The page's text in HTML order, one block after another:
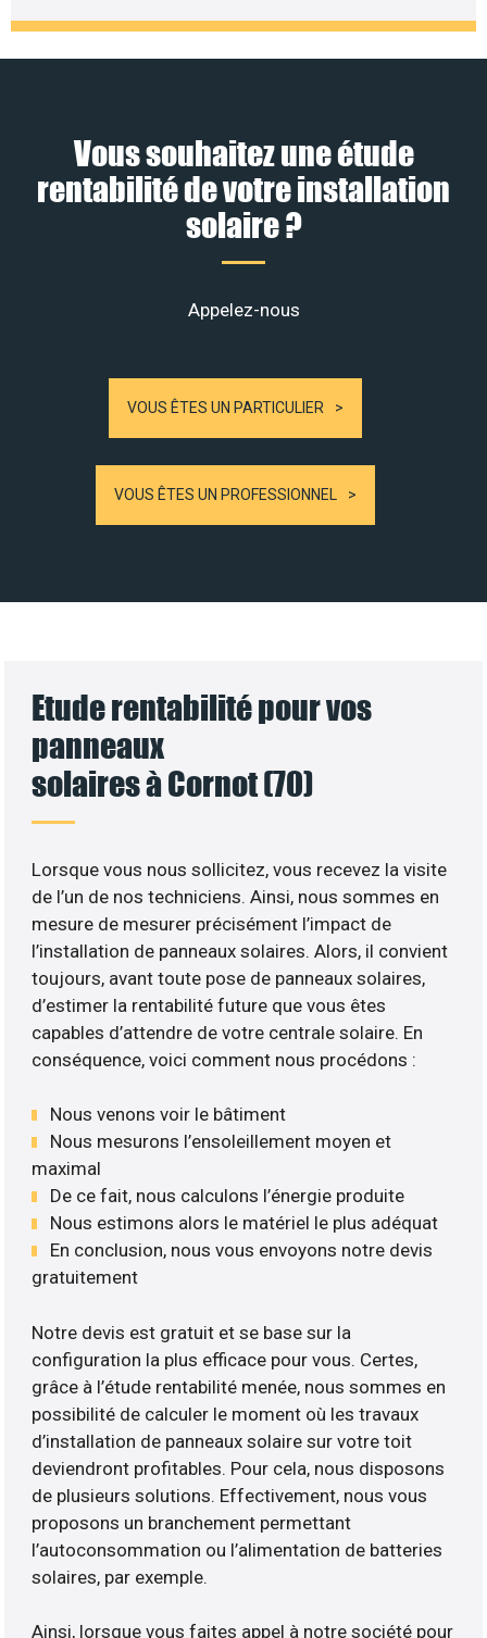
Vous souhaitez une étude
rentabilité de votre installation
solaire ?
Appelez-nous
VOUS ÊTES UN PARTICULIER
VOUS ÊTES UN PROFESSIONNEL
Etude rentabilité pour vos
panneaux
solaires à Cornot (70)
Lorsque vous nous sollicitez, vous recevez la visite
de l’un de nos techniciens. Ainsi, nous sommes en
mesure de mesurer précisément l’impact de
l’installation de panneaux solaires. Alors, il convient
toujours, avant toute pose de panneaux solaires,
d’estimer la rentabilité future que vous êtes
capables d’attendre de votre centrale solaire. En
conséquence, voici comment nous procédons :
Nous venons voir le bâtiment
Nous mesurons l’ensoleillement moyen et
maximal
De ce fait, nous calculons l’énergie produite
Nous estimons alors le matériel le plus adéquat
En conclusion, nous vous envoyons notre devis
gratuitement
Notre devis est gratuit et se base sur la
configuration la plus efficace pour vous. Certes,
grâce à l’étude rentabilité menée, nous sommes en
possibilité de calculer le moment où les travaux
d’installation de panneaux solaire sur votre toit
deviendront profitables. Pour cela, nous disposons
de plusieurs solutions. Effectivement, nous vous
proposons un branchement permettant
l’autoconsommation ou l’alimentation de batteries
solaires, par exemple.
Ainsi, lorsque vous faites appel à notre société pour